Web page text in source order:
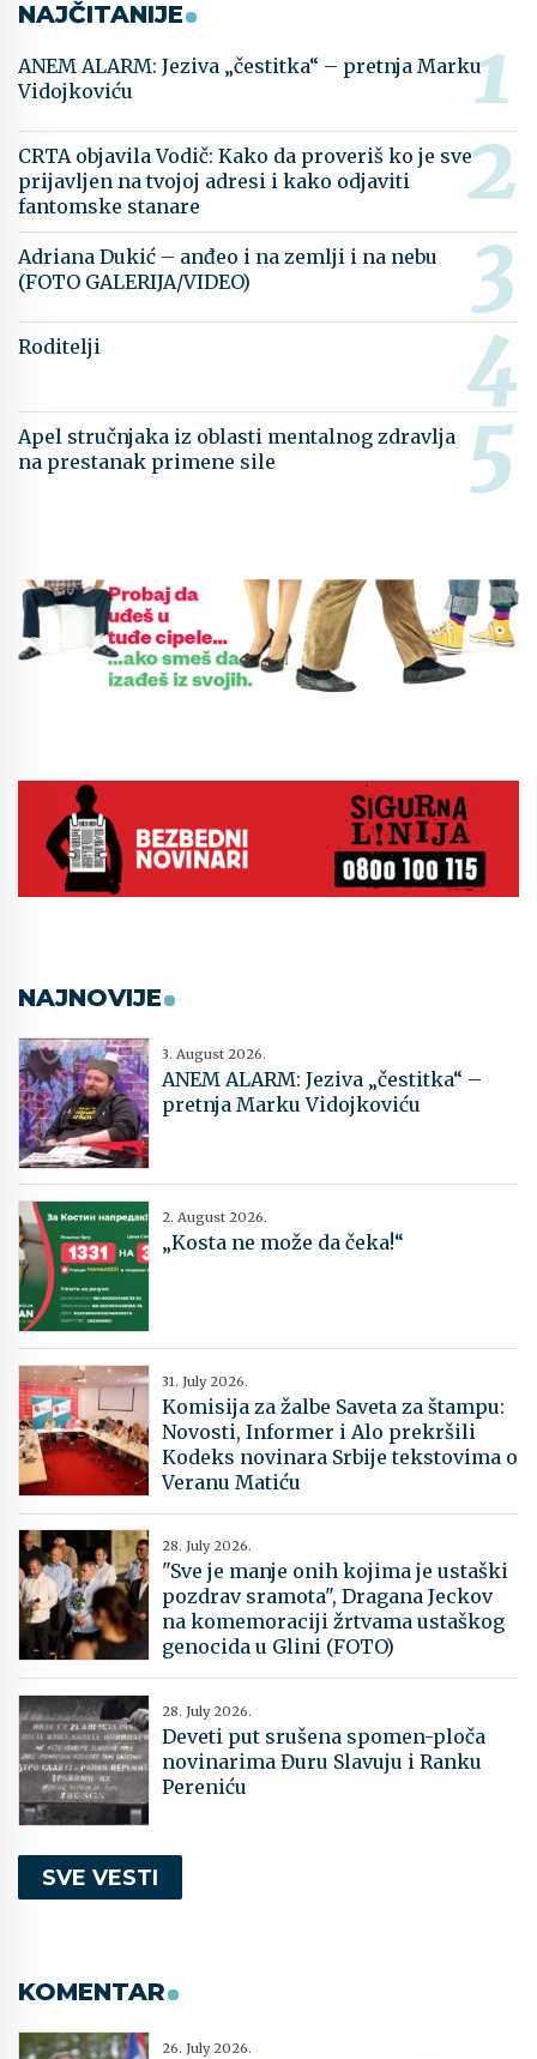
NAJČITANIJE
ANEM ALARM: Jeziva „čestitka“ – pretnja Marku
Vidojkoviću
CRTA objavila Vodič: Kako da proveriš ko je sve
prijavljen na tvojoj adresi i kako odjaviti
fantomske stanare
Adriana Dukić – anđeo i na zemlji i na nebu
(FOTO GALERIJA/VIDEO)
Roditelji
Apel stručnjaka iz oblasti mentalnog zdravlja
na prestanak primene sile
NAJNOVIJE
3. August 2026.
ANEM ALARM: Jeziva „čestitka“ –
pretnja Marku Vidojkoviću
2. August 2026.
„Kosta ne može da čeka!“
31. July 2026.
Komisija za žalbe Saveta za štampu:
Novosti, Informer i Alo prekršili
Kodeks novinara Srbije tekstovima o
Veranu Matiću
28. July 2026.
"Sve je manje onih kojima je ustaški
pozdrav sramota", Dragana Jeckov
na komemoraciji žrtvama ustaškog
genocida u Glini (FOTO)
28. July 2026.
Deveti put srušena spomen-ploča
novinarima Đuru Slavuju i Ranku
Pereniću
SVE VESTI
KOMENTAR
26. July 2026.